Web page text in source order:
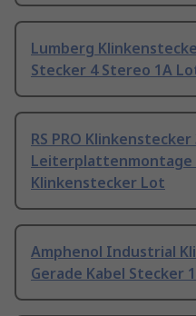
Lumberg
Stecker 4 Stereo 1A
RS PRO
Leiterplattenmontage
Klinkenstecker Lot
Amphenol Industrial
Gerade Kabel Stecker